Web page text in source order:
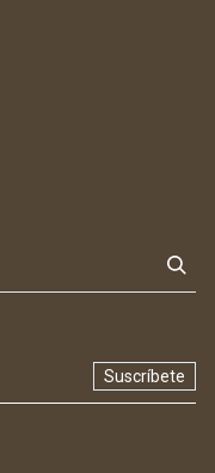
Suscríbete